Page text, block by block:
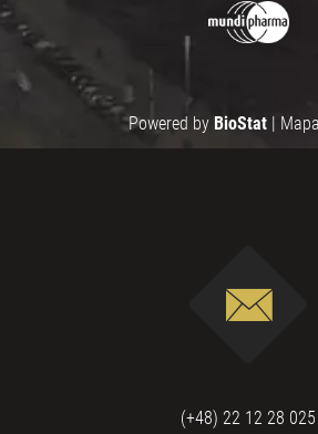
Powered by BioStat|
(+48) 22 12 28 025